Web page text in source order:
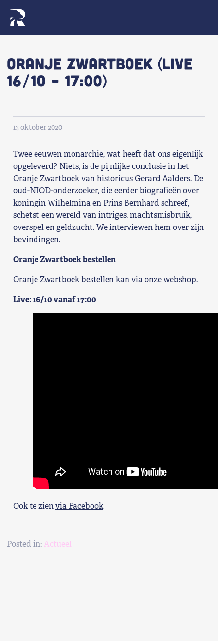
×
Zoeken
Wat we doen
Wie we zijn
Nieuws
Agenda
Shop
Contact
Voor leden
Word Lid
Oranje Zwartboek (LIVE
16/10 – 17:00)
13 oktober 2020
Twee eeuwen monarchie, wat heeft dat ons eigenlijk
opgeleverd? Niets, is de pijnlijke conclusie in het
Oranje Zwartboek van historicus Gerard Aalders. De
oud-NIOD-onderzoeker, die eerder biografieën over
koningin Wilhelmina en Prins Bernhard schreef,
schetst een wereld van intriges, machtsmisbruik,
overspel en geldzucht. We interviewen hem over zijn
bevindingen.
Oranje Zwartboek bestellen
Oranje Zwartboek bestellen kan via onze webshop.
Live: 16/10 vanaf 17:00
Ook te zienvia Facebook
Posted in:Actueel